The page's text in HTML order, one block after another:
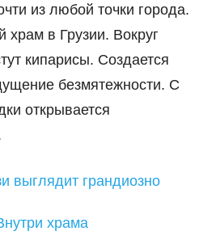
из любой точки города.
в Грузии. Вокруг
кипарисы. Создается
безмятежности. С
открывается